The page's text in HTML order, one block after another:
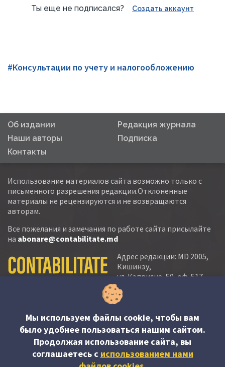
Ты еще не подписался? Создать аккаунт
#Консультации по учету и налогообложению
Об издании
Редакция журнала
Наши авторы
Подписка
Контакты
Использование материалов сайта возможно только с
письменного разрешения редакции.Отклоненные
материалы не рецензируются и не возвращаются
авторам.
Все пожелания и замечания по работе сайта присылайте
на abonare@contabilitate.md
Адрес редакции: MD 2005,
Кишинэу,
ул. Кэприяна, 50, оф. 517-
518
тел.:
тел./факс: (+373 22) 22 53 90
e-mail:
abonare@contabilitate.md
newsletter:
Мы используем файлы cookie, чтобы вам
было удобнее пользоваться нашим сайтом.
Продолжая использование сайта, вы
соглашаетесь c использованием нами